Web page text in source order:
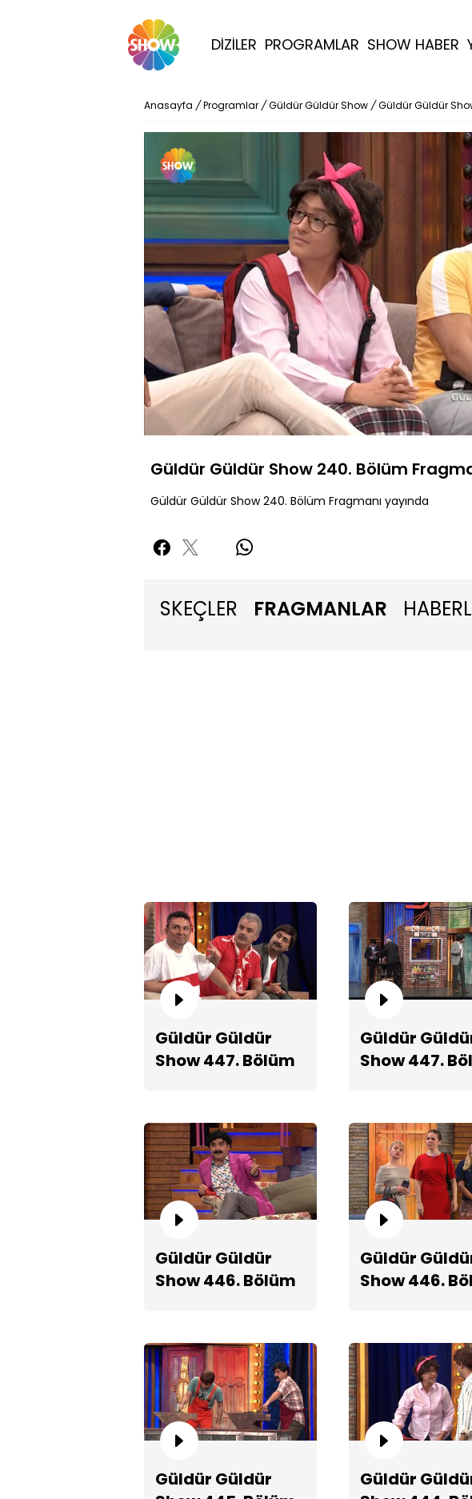
DİZİLER PROGRAMLAR SHOW HABER
Anasayfa / Programlar / Güldür Güldür Show / Güldür Güldür
Sessiz
Yüklendi
69.87%
Güldür Güldür Show 240. Bölüm
Güldür Güldür Show 240. Bölüm Fragmanı yayında
SKEÇLER FRAGMANLAR
Güldür Güldür
Show 447. Bölüm
Güldür
Show 447.
Güldür Güldür
Show 446. Bölüm
Güldür
Show 446.
Güldür Güldür
Güldür